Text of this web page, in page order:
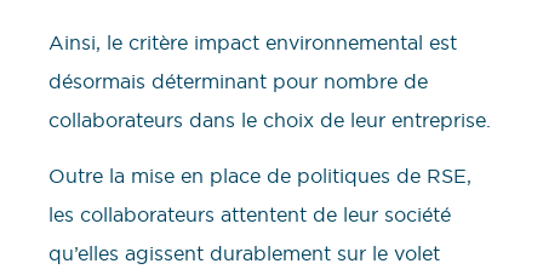
Ainsi, le critère impact environnemental est
désormais déterminant pour nombre de
collaborateurs dans le choix de leur entreprise.
Outre la mise en place de politiques de RSE,
les collaborateurs attentent de leur société
qu’elles agissent durablement sur le volet